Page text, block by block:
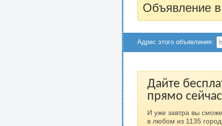
Объявление
Адрес этого объявления:
Дайте
прямо
И уже завтра вы
в любом из 1135